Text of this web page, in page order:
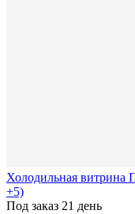
Холодильная
+5)
Под заказ 21 день